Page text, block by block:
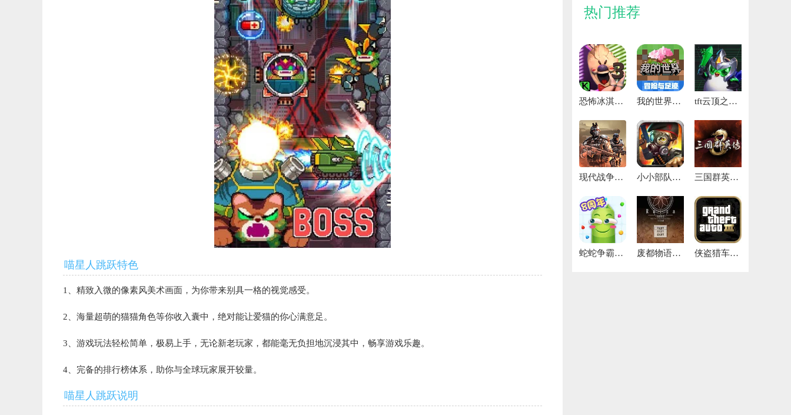
喵星人跳跃特色
1、精致入微的像素风美术画面，为你带来别具一格的视觉感受。
2、海量超萌的猫猫角色等你收入囊中，绝对能让爱猫的你心满意足。
3、游戏玩法轻松简单，极易上手，无论新老玩家，都能毫无负担地沉浸其中，畅享游戏乐趣。
4、完备的排行榜体系，助你与全球玩家展开较量。
喵星人跳跃说明
热门推荐
恐怖冰淇淋3中文版 我的世界斗罗大陆 tft云顶之弈美测服
现代战争5手游 小小部队2无敌版 三国群英传8单机版免费
蛇蛇争霸官网版 废都物语手机版 侠盗猎车手3重制版